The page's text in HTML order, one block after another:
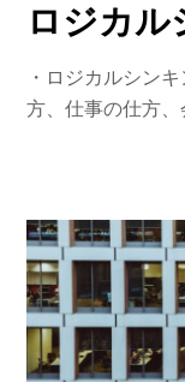
ロジカル
・ロジカルシン
方、仕事の仕方、